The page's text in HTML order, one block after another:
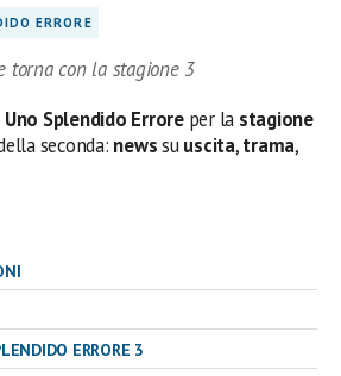
ERRORE
torna con la stagione 3
Uno Splendido Erroreper la stagione
seconda: newssuuscita,trama,
ERRORE 3